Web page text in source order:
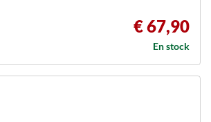
€ 67,90
En stock